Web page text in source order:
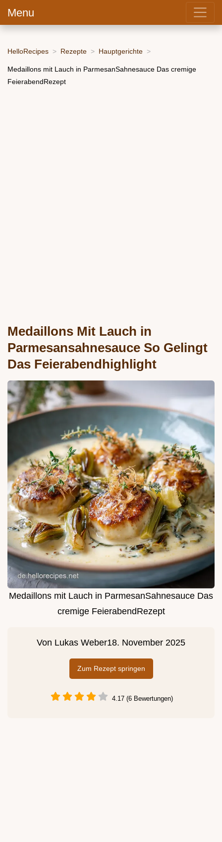
Menu
HelloRecipes Rezepte Hauptgerichte
Medaillons mit Lauch in ParmesanSahnesauce Das cremige
FeierabendRezept
Medaillons Mit Lauch in
Parmesansahnesauce So Gelingt
Das Feierabendhighlight
Medaillons mit Lauch in ParmesanSahnesauce Das
cremige FeierabendRezept
Von Lukas Weber18. November 2025
Zum Rezept springen
4.17 (6 Bewertungen)